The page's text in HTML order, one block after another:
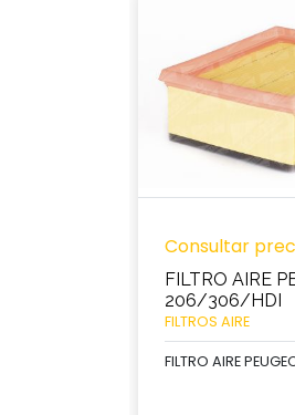
Consultar
FILTRO AIRE
206/306/HDI
FILTROS AIRE
FILTRO AIRE